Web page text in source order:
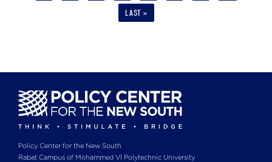
LAST
LAST »
Policy Center for the New South
Rabat Campus of Mohammed VI Polytechnic University